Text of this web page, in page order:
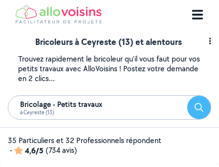
Bricoleurs à Ceyreste (13) et alentours
Trouvez rapidement le bricoleur qu'il vous faut pour vos
petits travaux avec AlloVoisins ! Postez votre demande
en 2 clics...
Bricolage - Petits travaux
à Ceyreste (13)
35 Particuliers et 32 Professionnels répondent
-
4,6/5 (734 avis)